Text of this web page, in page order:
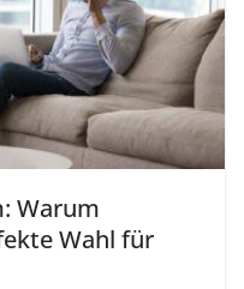
Warum
Wahl für